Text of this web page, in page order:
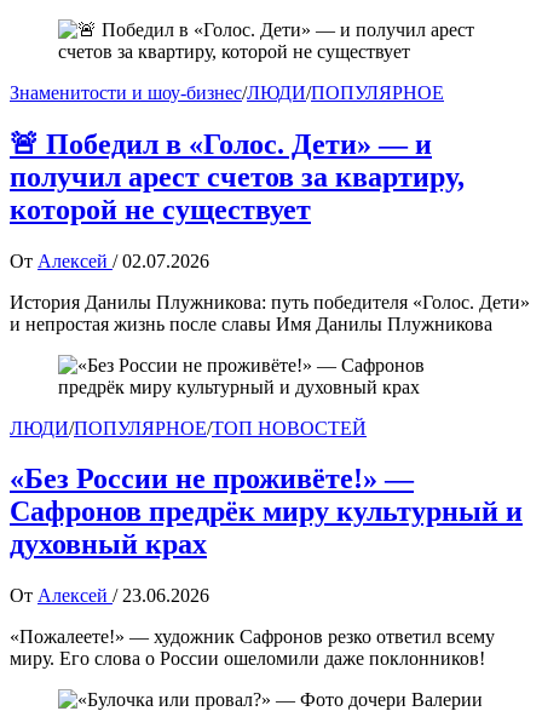
Знаменитости и шоу-бизнес/ЛЮДИ/ПОПУЛЯРНОЕ
🚨 Победил в «Голос. Дети» — и
получил арест счетов за квартиру,
которой не существует
От Алексей / 02.07.2026
История Данилы Плужникова: путь победителя «Голос. Дети»
и непростая жизнь после славы Имя Данилы Плужникова
ЛЮДИ/ПОПУЛЯРНОЕ/ТОП НОВОСТЕЙ
«Без России не проживёте!» —
Сафронов предрёк миру культурный и
духовный крах
От Алексей / 23.06.2026
«Пожалеете!» — художник Сафронов резко ответил всему
миру. Его слова о России ошеломили даже поклонников!